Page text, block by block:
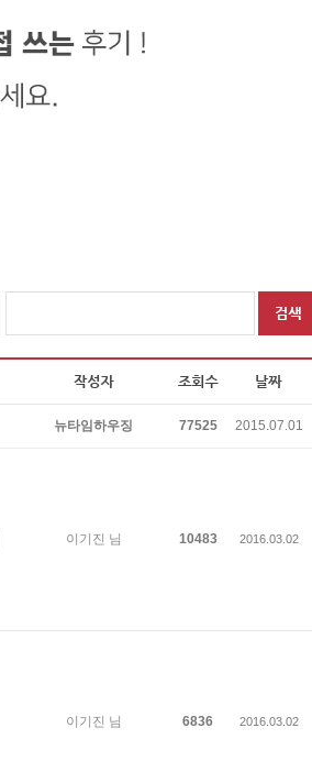
뉴타임하우징 77525 2015.07.01
이기진 님 10483 2016.03.02
이기진 님 6836 2016.03.02